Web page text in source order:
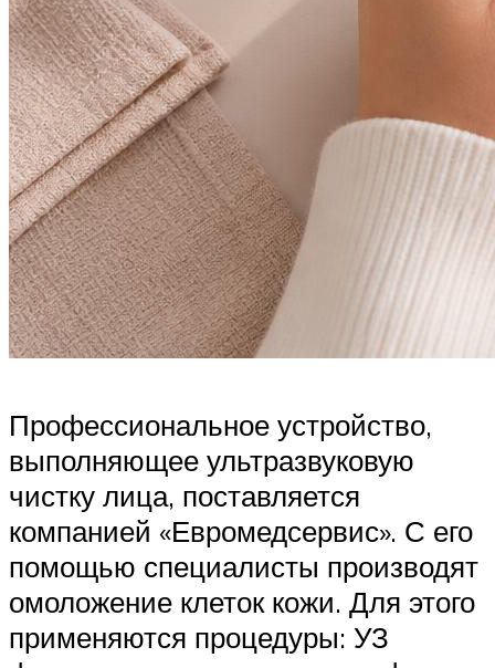
Профессиональное устройство,
выполняющее ультразвуковую
чистку лица, поставляется
компанией «Евромедсервис». С его
помощью специалисты производят
омоложение клеток кожи. Для этого
применяются процедуры: УЗ